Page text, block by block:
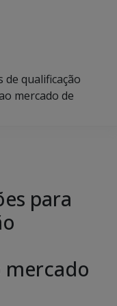
qualificação
mercado de
para
mercado